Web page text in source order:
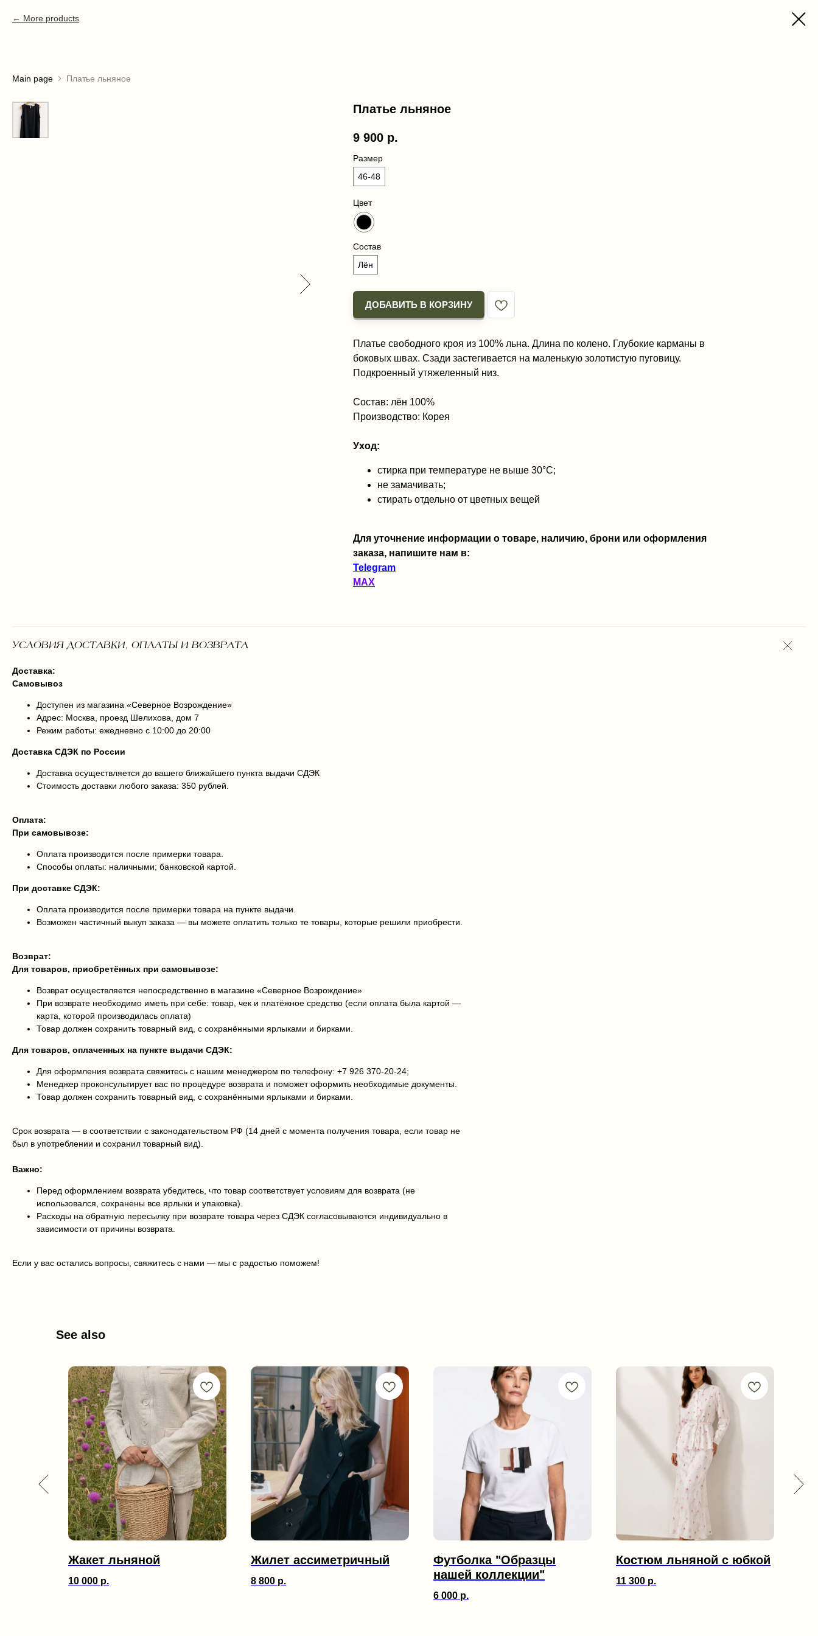
More products
Main page Платье льняное
Платье льняное
9 900 р.
Размер
46-48
Цвет
Состав
Лён
ДОБАВИТЬ В КОРЗИНУ
Платье свободного кроя из 100% льна. Длина по колено. Глубокие карманы в
боковых швах. Сзади застегивается на маленькую золотистую пуговицу.
Подкроенный утяжеленный низ.
Состав: лён 100%
Производство: Корея
Уход:
стирка при температуре не выше 30°C;
не замачивать;
стирать отдельно от цветных вещей
Для уточнение информации о товаре, наличию, брони или оформления
заказа, напишите нам в:
Telegram
MAX
УСЛОВИЯ ДОСТАВКИ, ОПЛАТЫ И ВОЗВРАТА
Доставка:
Самовывоз
Доступен из магазина «Северное Возрождение»
Адрес: Москва, проезд Шелихова, дом 7
Режим работы: ежедневно с 10:00 до 20:00
Доставка СДЭК по России
Доставка осуществляется до вашего ближайшего пункта выдачи СДЭК
Стоимость доставки любого заказа: 350 рублей.
Оплата:
При самовывозе:
Оплата производится после примерки товара.
Способы оплаты: наличными; банковской картой.
При доставке СДЭК:
Оплата производится после примерки товара на пункте выдачи.
Возможен частичный выкуп заказа — вы можете оплатить только те товары, которые решили приобрести.
Возврат:
Для товаров, приобретённых при самовывозе:
Возврат осуществляется непосредственно в магазине «Северное Возрождение»
При возврате необходимо иметь при себе: товар, чек и платёжное средство (если оплата была картой —
карта, которой производилась оплата)
Товар должен сохранить товарный вид, с сохранёнными ярлыками и бирками.
Для товаров, оплаченных на пункте выдачи СДЭК:
Для оформления возврата свяжитесь с нашим менеджером по телефону: +7 926 370‑20‑24;
Менеджер проконсультирует вас по процедуре возврата и поможет оформить необходимые документы.
Товар должен сохранить товарный вид, с сохранёнными ярлыками и бирками.
Срок возврата — в соответствии с законодательством РФ (14 дней с момента получения товара, если товар не
был в употреблении и сохранил товарный вид).
Важно:
Перед оформлением возврата убедитесь, что товар соответствует условиям для возврата (не
использовался, сохранены все ярлыки и упаковка).
Расходы на обратную пересылку при возврате товара через СДЭК согласовываются индивидуально в
зависимости от причины возврата.
Если у вас остались вопросы, свяжитесь с нами — мы с радостью поможем!
See also
Жакет льняной
10 000 р.
Жилет ассиметричный
8 800 р.
Футболка "Образцы
нашей коллекции"
6 000 р.
Костюм льняной с юбкой
11 300 р.